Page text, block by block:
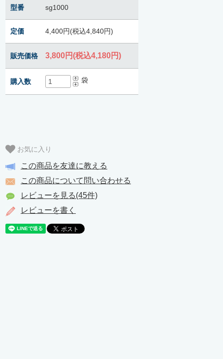
型番 sg1000
定価 4,400円(税込4,840円)
販売価格 3,800円(税込4,180円)
購入数 袋
お気に入り
この商品を友達に教える
この商品について問い合わせる
レビューを見る(45件)
レビューを書く